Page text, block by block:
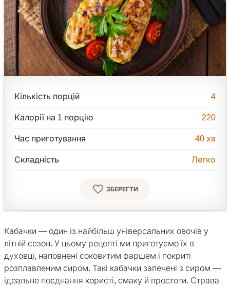
Кількість порцій 4
Калорії на 1 порцію 220
Час приготування 40 хв
Складність Легко
ЗБЕРЕГТИ
Кабачки — один із найбільш універсальних овочів у
літній сезон. У цьому рецепті ми приготуємо їх в
духовці, наповнені соковитим фаршем і покриті
розплавленим сиром. Такі кабачки запечені з сиром —
ідеальне поєднання користі, смаку й простоти. Страва